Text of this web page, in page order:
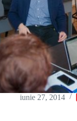
iunie 27, 2014